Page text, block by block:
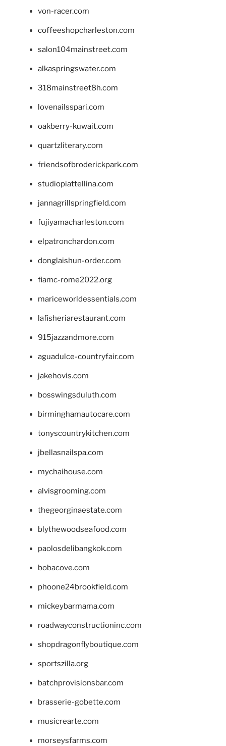
von-racer.com
coffeeshopcharleston.com
salon104mainstreet.com
alkaspringswater.com
318mainstreet8h.com
lovenailsspari.com
oakberry-kuwait.com
quartzliterary.com
friendsofbroderickpark.com
studiopiattellina.com
jannagrillspringfield.com
fujiyamacharleston.com
elpatronchardon.com
donglaishun-order.com
fiamc-rome2022.org
mariceworldessentials.com
lafisheriarestaurant.com
915jazzandmore.com
aguadulce-countryfair.com
jakehovis.com
bosswingsduluth.com
birminghamautocare.com
tonyscountrykitchen.com
jbellasnailspa.com
mychaihouse.com
alvisgrooming.com
thegeorginaestate.com
blythewoodseafood.com
paolosdelibangkok.com
bobacove.com
phoone24brookfield.com
mickeybarmama.com
roadwayconstructioninc.com
shopdragonflyboutique.com
sportszilla.org
batchprovisionsbar.com
brasserie-gobette.com
musicrearte.com
morseysfarms.com